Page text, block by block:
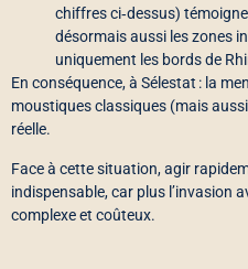
chiffres ci‑dessus)
désormais aussi les zones
uniquement les bords de
En conséquence, à Sélestat : la
moustiques classiques (mais
réelle.
Face à cette situation, agir
indispensable, car plus l’invasion
complexe et coûteux.